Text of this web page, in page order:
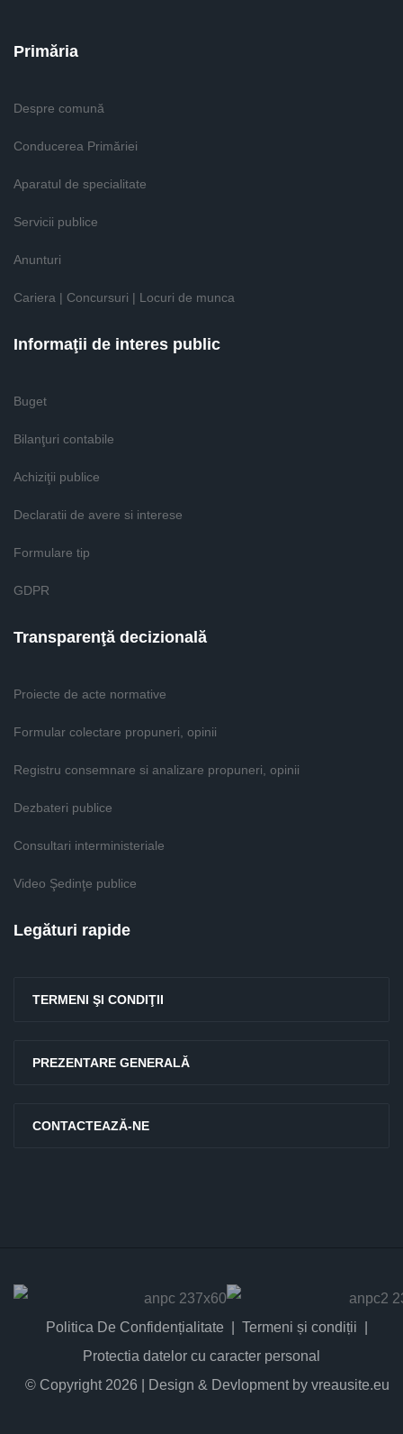
Primăria
Despre comună
Conducerea Primăriei
Aparatul de specialitate
Servicii publice
Anunturi
Cariera | Concursuri | Locuri de munca
Informaţii de interes public
Buget
Bilanţuri contabile
Achiziţii publice
Declaratii de avere si interese
Formulare tip
GDPR
Transparenţă decizională
Proiecte de acte normative
Formular colectare propuneri, opinii
Registru consemnare si analizare propuneri, opinii
Dezbateri publice
Consultari interministeriale
Video Şedinţe publice
Legături rapide
TERMENI ŞI CONDIŢII
PREZENTARE GENERALĂ
CONTACTEAZĂ-NE
Politica De Confidențialitate
Termeni și condiții
Protectia datelor cu caracter personal
© Copyright 2026 | Design & Devlopment by vreausite.eu